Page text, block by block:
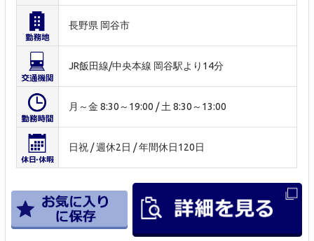
長野県 岡谷市
JR飯田線/中央本線 岡谷駅より14分
月～金 8:30～19:00 / 土 8:30～13:00
日祝 / 週休2日 / 年間休日120日